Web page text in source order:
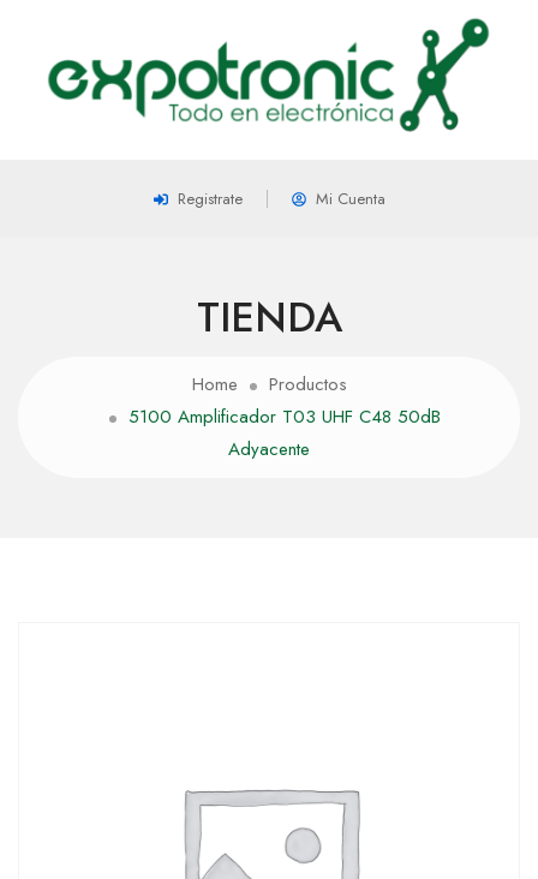
Registrate Mi Cuenta
TIENDA
Home
Productos
5100 Amplificador T03 UHF C48 50dB
Adyacente